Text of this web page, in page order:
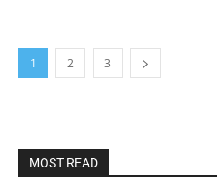
1 2 3
MOST READ